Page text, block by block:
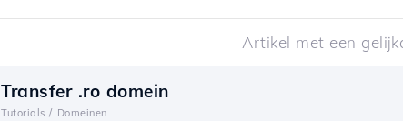
Artikel met een
Transfer .ro domein
Tutorials / Domeinen